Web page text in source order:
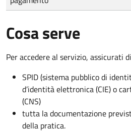
Cosa serve
Per accedere al servizio, assicurati
SPID (sistema pubblico di
d’identità elettronica (CIE) o
(CNS)
tutta la documentazione
della pratica.